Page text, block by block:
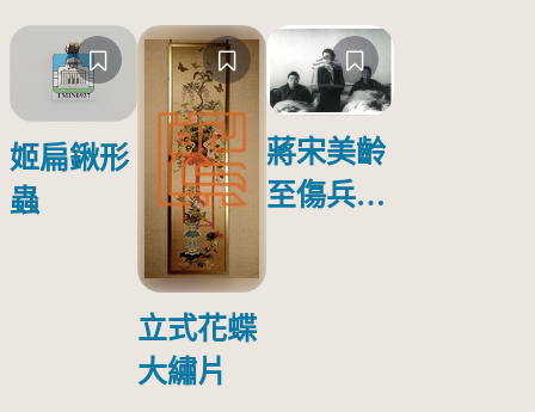
姬扁鍬形
蟲
立式花蝶
大繡片
蔣宋美齡
至傷兵醫
傷日本戰